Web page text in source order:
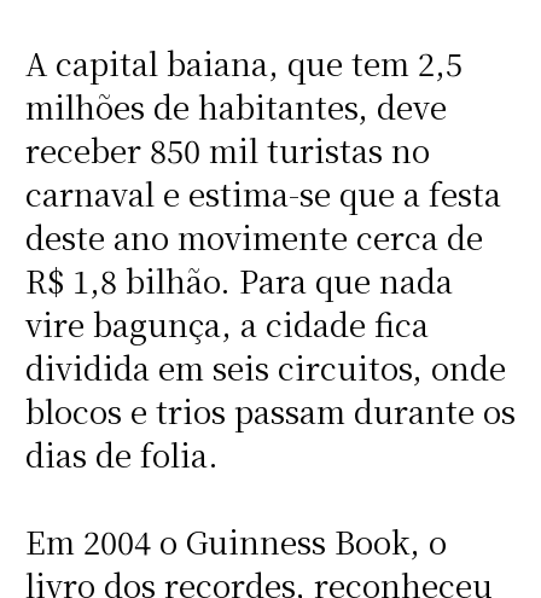
A capital baiana, que tem 2,5
milhões de habitantes, deve
receber 850 mil turistas no
carnaval e estima-se que a festa
deste ano movimente cerca de
R$ 1,8 bilhão. Para que nada
vire bagunça, a cidade fica
dividida em seis circuitos, onde
blocos e trios passam durante os
dias de folia.
Em 2004 o Guinness Book, o
livro dos recordes, reconheceu